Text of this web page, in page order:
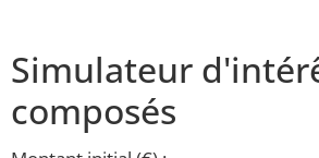
Simulateur
composés